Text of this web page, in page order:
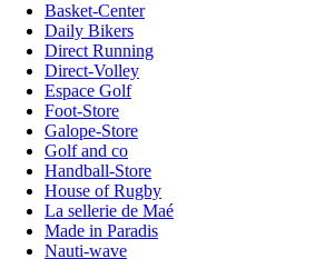
Basket-Center
Daily Bikers
Direct Running
Direct-Volley
Espace Golf
Foot-Store
Galope-Store
Golf and co
Handball-Store
House of Rugby
La sellerie de Maé
Made in Paradis
Nauti-wave